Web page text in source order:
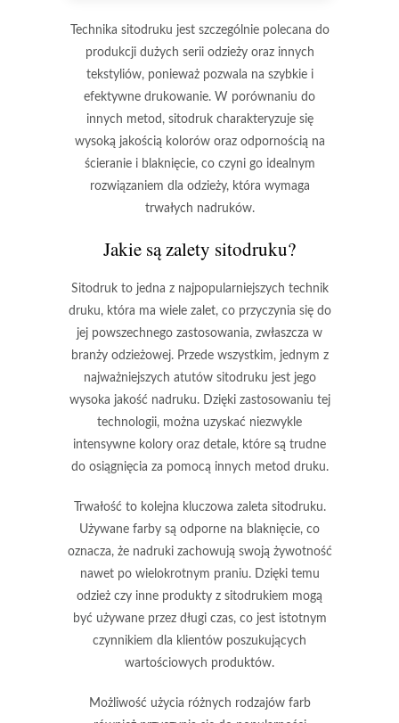
Technika sitodruku jest szczególnie polecana do
produkcji dużych serii odzieży oraz innych
tekstyliów, ponieważ pozwala na szybkie i
efektywne drukowanie. W porównaniu do
innych metod, sitodruk charakteryzuje się
wysoką jakością kolorów oraz odpornością na
ścieranie i blaknięcie, co czyni go idealnym
rozwiązaniem dla odzieży, która wymaga
trwałych nadruków.
Jakie są zalety sitodruku?
Sitodruk to jedna z najpopularniejszych technik
druku, która ma wiele zalet, co przyczynia się do
jej powszechnego zastosowania, zwłaszcza w
branży odzieżowej. Przede wszystkim, jednym z
najważniejszych atutów sitodruku jest jego
wysoka jakość nadruku. Dzięki zastosowaniu tej
technologii, można uzyskać niezwykle
intensywne kolory oraz detale, które są trudne
do osiągnięcia za pomocą innych metod druku.
Trwałość to kolejna kluczowa zaleta sitodruku.
Używane farby są odporne na blaknięcie, co
oznacza, że nadruki zachowują swoją żywotność
nawet po wielokrotnym praniu. Dzięki temu
odzież czy inne produkty z sitodrukiem mogą
być używane przez długi czas, co jest istotnym
czynnikiem dla klientów poszukujących
wartościowych produktów.
Możliwość użycia różnych rodzajów farb